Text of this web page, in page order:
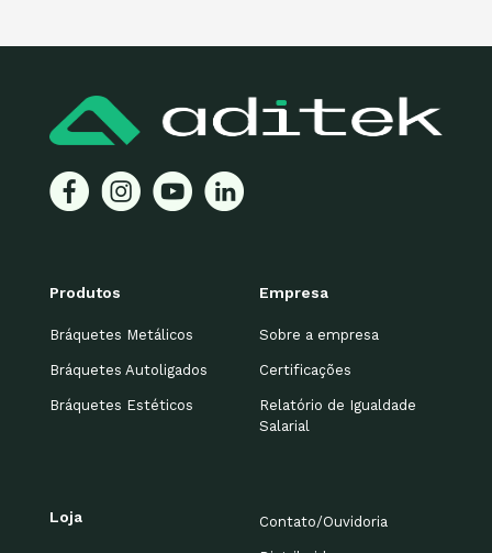
Produtos
Bráquetes Metálicos
Bráquetes Autoligados
Bráquetes Estéticos
Empresa
Sobre a empresa
Certificações
Relatório de Igualdade
Salarial
Loja Contato/Ouvidoria